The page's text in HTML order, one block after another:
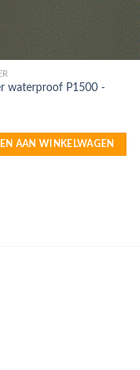
waterproof P1500 -
AAN WINKELWAGEN